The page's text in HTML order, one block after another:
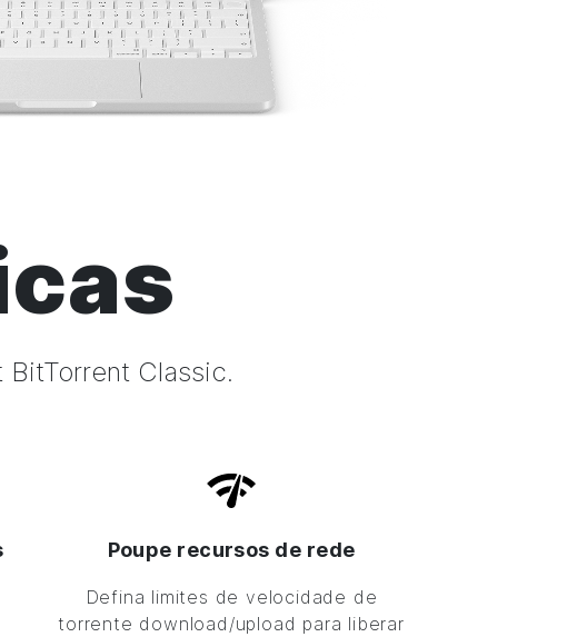
BitTorrent Classic.
Poupe recursos de rede
Defina limites de velocidade de
torrente download/upload para liberar